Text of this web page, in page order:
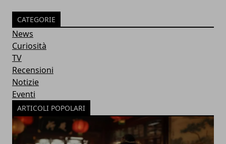
CATEGORIE
News
Curiosità
TV
Recensioni
Notizie
Eventi
ARTICOLI POPOLARI